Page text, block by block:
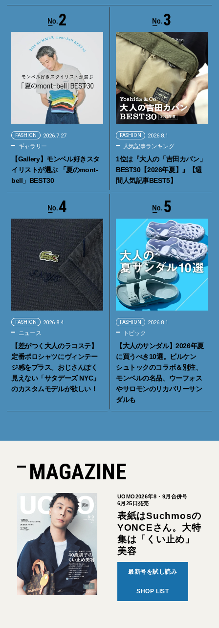
2
FASHION 2026.7.27
ギャラリー
【Gallery】モンベル好きスタ
イリストが選ぶ 「夏のmont-
bell」BEST30
3
FASHION 2026.8.1
人気記事ランキング
1位は『大人の「吉田カバン」
BEST30【2026年夏】』【週
間人気記事BEST5】
4
FASHION 2026.8.4
ニュース
【差がつく大人のラコステ】
定番ポロシャツにヴィンテー
ジ感をプラス。おじさんぽく
見えない「サタデーズ NYC」
のカスタムモデルが欲しい！
5
FASHION 2026.8.1
トピック
【大人のサンダル】2026年夏
に買うべき10選。ビルケン
シュトックのコラボ＆別注、
モンベルの名品、ウーフォス
やサロモンのリカバリーサン
ダルも
MAGAZINE
UOMO2026年8・9月合併号
6月25日発売
表紙はSuchmosの
YONCEさん。大特
集は「くい止め」
美容
最新号を試し読み
SHOP LIST